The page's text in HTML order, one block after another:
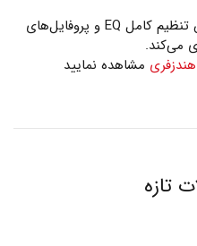
اپلیکیشن **Soundcore** با امکان تنظیم کامل EQ و پروفایل‌های
می‌کند.
مشاهده نمایید
تازه